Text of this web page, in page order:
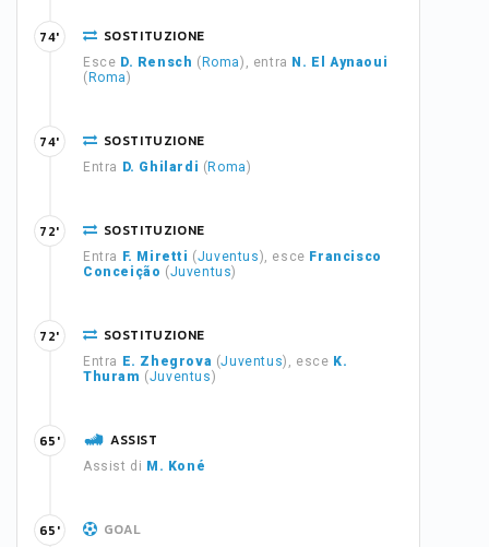
SOSTITUZIONE
Esce D. Rensch ( Roma), entra N. El Aynaoui
( Roma)
74'
SOSTITUZIONE
Entra D. Ghilardi ( Roma)
74'
SOSTITUZIONE
Entra F. Miretti (Juventus), esce Francisco
Conceição (Juventus)
72'
SOSTITUZIONE
Entra E. Zhegrova (Juventus), esce K.
Thuram (Juventus)
72'
ASSIST
Assist di M. Koné
65'
GOAL
65'